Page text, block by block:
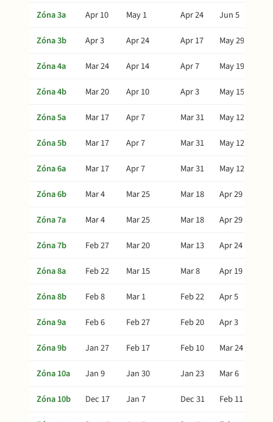
Zóna 3a
Apr 10 May 1 Apr 24
Jun 5
Zóna 3b
Apr 3 Apr 24 Apr 17
May 29
Zóna 4a
Mar 24 Apr 14 Apr 7
May 19
Zóna 4b
Mar 20 Apr 10 Apr 3
May 15
Zóna 5a
Mar 17 Apr 7 Mar 31
May 12
Zóna 5b
Mar 17 Apr 7 Mar 31
May 12
Zóna 6a
Mar 17 Apr 7 Mar 31
May 12
Zóna 6b
Mar 4 Mar 25 Mar 18
Apr 29
Zóna 7a
Mar 4 Mar 25 Mar 18
Apr 29
Zóna 7b
Feb 27 Mar 20 Mar 13
Apr 24
Zóna 8a
Feb 22 Mar 15 Mar 8
Apr 19
Zóna 8b
Feb 8 Mar 1 Feb 22
Apr 5
Zóna 9a
Feb 6 Feb 27 Feb 20
Apr 3
Zóna 9b
Jan 27 Feb 17 Feb 10
Mar 24
Zóna 10a
Jan 9 Jan 30 Jan 23
Mar 6
Zóna 10b
Dec 17 Jan 7 Dec 31
Feb 11